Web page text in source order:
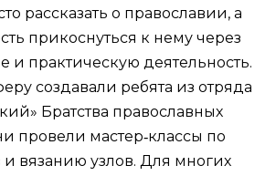
рассказать о православии, а
прикоснуться к нему через
практическую деятельность.
создавали ребята из отряда
Братства православных
провели мастер‑классы по
вязанию узлов. Для многих